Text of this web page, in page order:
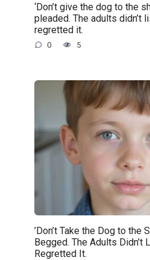
‘Don’t give the dog to the
pleaded. The adults didn’t
regretted it.
0 5
’Don’t Take the Dog to the
Begged. The Adults Didn’t
Regretted It.